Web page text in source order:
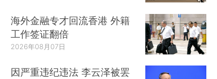
海外金融专才回流香港 外籍
工作签证翻倍
2026年08月07日
因严重违纪违法 李云泽被罢